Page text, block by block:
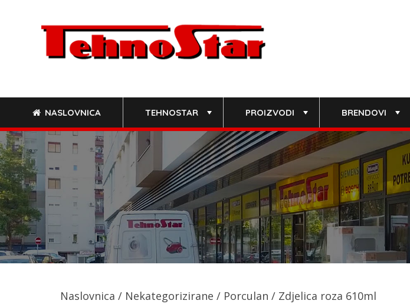
NASLOVNICA TEHNOSTAR PROIZVODI BRENDOVI
Naslovnica / Nekategorizirane / Porculan / Zdjelica roza 610ml